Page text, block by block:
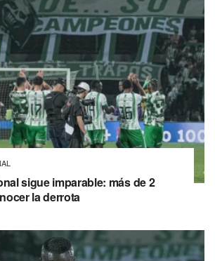
sigue imparable: más de 2
la derrota